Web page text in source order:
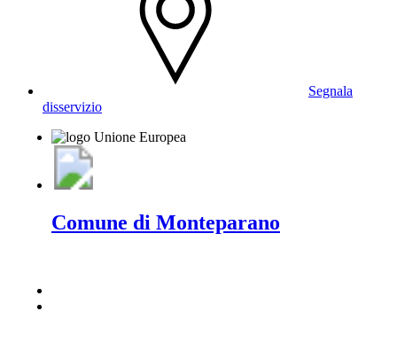
Segnala
disservizio
Comune di Monteparano